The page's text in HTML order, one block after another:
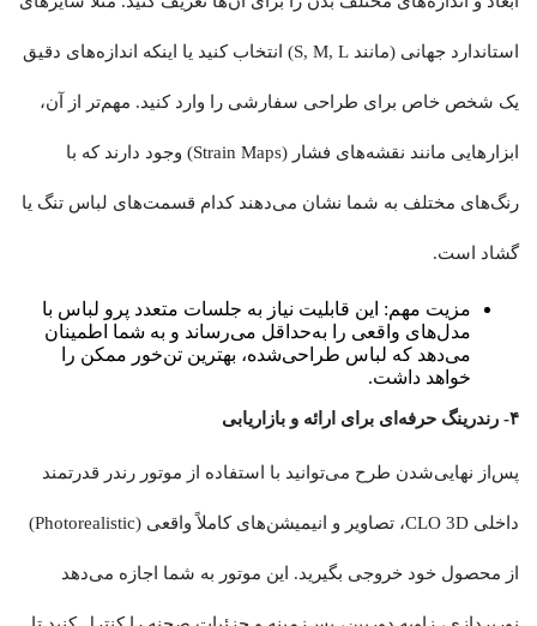
استاندارد جهانی (مانند S, M, L) انتخاب کنید یا اینکه اندازه‌های دقیق
یک شخص خاص برای طراحی سفارشی را وارد کنید. مهم‌تر از آن،
ابزارهایی مانند نقشه‌های فشار (Strain Maps) وجود دارند که با
رنگ‌های مختلف به شما نشان می‌دهند کدام قسمت‌های لباس تنگ یا
گشاد است.
مزیت مهم: این قابلیت نیاز به جلسات متعدد پرو لباس با
مدل‌های واقعی را به‌حداقل می‌رساند و به شما اطمینان
می‌دهد که لباس طراحی‌شده، بهترین تن‌خور ممکن را
خواهد داشت.
۴- رندرینگ حرفه‌ای برای ارائه و بازاریابی
پس‌از نهایی‌شدن طرح می‌توانید با استفاده از موتور رندر قدرتمند
داخلی CLO 3D، تصاویر و انیمیشن‌های کاملاً واقعی (Photorealistic)
از محصول خود خروجی بگیرید. این موتور به شما اجازه می‌دهد